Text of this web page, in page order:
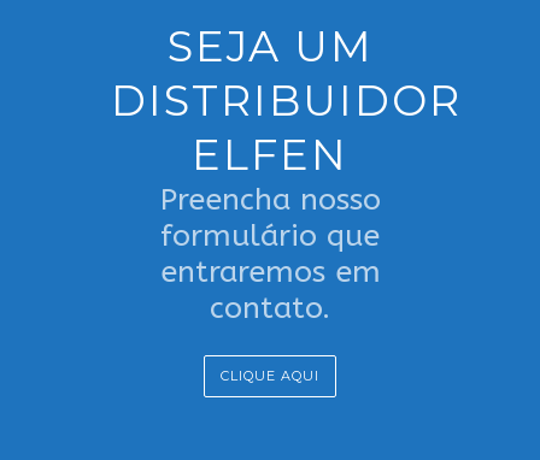
SEJA UM
DISTRIBUIDOR
ELFEN
Preencha nosso
formulário que
entraremos em
contato.
CLIQUE AQUI